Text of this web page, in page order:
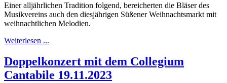
Einer alljährlichen Tradition folgend, bereicherten die Bläser des
Musikvereins auch den diesjährigen Süßener Weihnachtsmarkt mit
weihnachtlichen Melodien.
Weiterlesen ...
Doppelkonzert mit dem Collegium
Cantabile 19.11.2023